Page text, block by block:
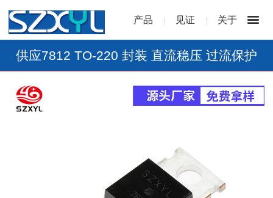
产品 | 见证 | 关于
供应7812 TO-220 封装 直流稳压 过流保护